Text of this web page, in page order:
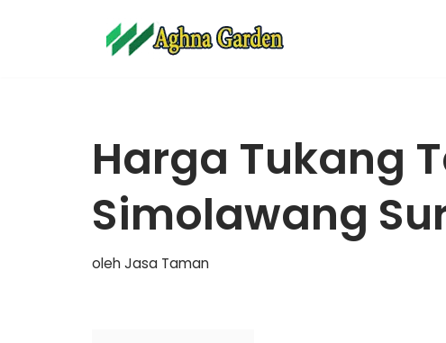
Harga Tukang
Simolawang
olehJasa Taman